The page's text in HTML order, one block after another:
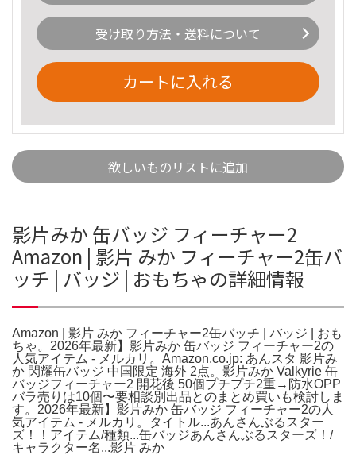
受け取り方法・送料について
カートに入れる
欲しいものリストに追加
影片みか 缶バッジ フィーチャー2
Amazon | 影片 みか フィーチャー2缶バ
ッチ | バッジ | おもちゃの詳細情報
Amazon | 影片 みか フィーチャー2缶バッチ | バッジ | おも
ちゃ。2026年最新】影片みか 缶バッジ フィーチャー2の
人気アイテム - メルカリ。Amazon.co.jp: あんスタ 影片み
か 閃耀缶バッジ 中国限定 海外 2点。影片みか Valkyrie 缶
バッジフィーチャー2 開花後 50個プチプチ2重→防水OPP
バラ売りは10個〜要相談別出品とのまとめ買いも検討しま
す。2026年最新】影片みか 缶バッジ フィーチャー2の人
気アイテム - メルカリ。タイトル...あんさんぶるスター
ズ！！アイテム/種類...缶バッジあんさんぶるスターズ！/
キャラクター名...影片 みか